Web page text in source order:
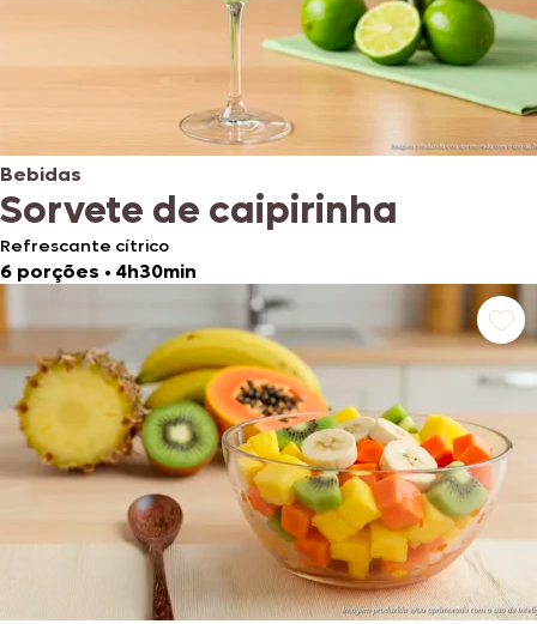
Bebidas
Sorvete de caipirinha
Refrescante cítrico
6 porções • 4h30min